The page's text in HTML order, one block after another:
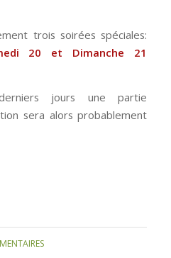
trois soirées spéciales:
20 et Dimanche 21
jours une partie
sera alors probablement